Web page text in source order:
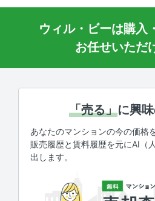
ウィル・ビーは購入
お任せいただ
「売る」に興
あなたのマンションの今の価格
販売履歴と賃料履歴を元にAI（
出します。